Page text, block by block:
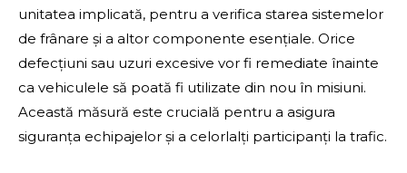
unitatea implicată, pentru a verifica starea sistemelor
de frânare și a altor componente esențiale. Orice
defecțiuni sau uzuri excesive vor fi remediate înainte
ca vehiculele să poată fi utilizate din nou în misiuni.
Această măsură este crucială pentru a asigura
siguranța echipajelor și a celorlalți participanți la trafic.